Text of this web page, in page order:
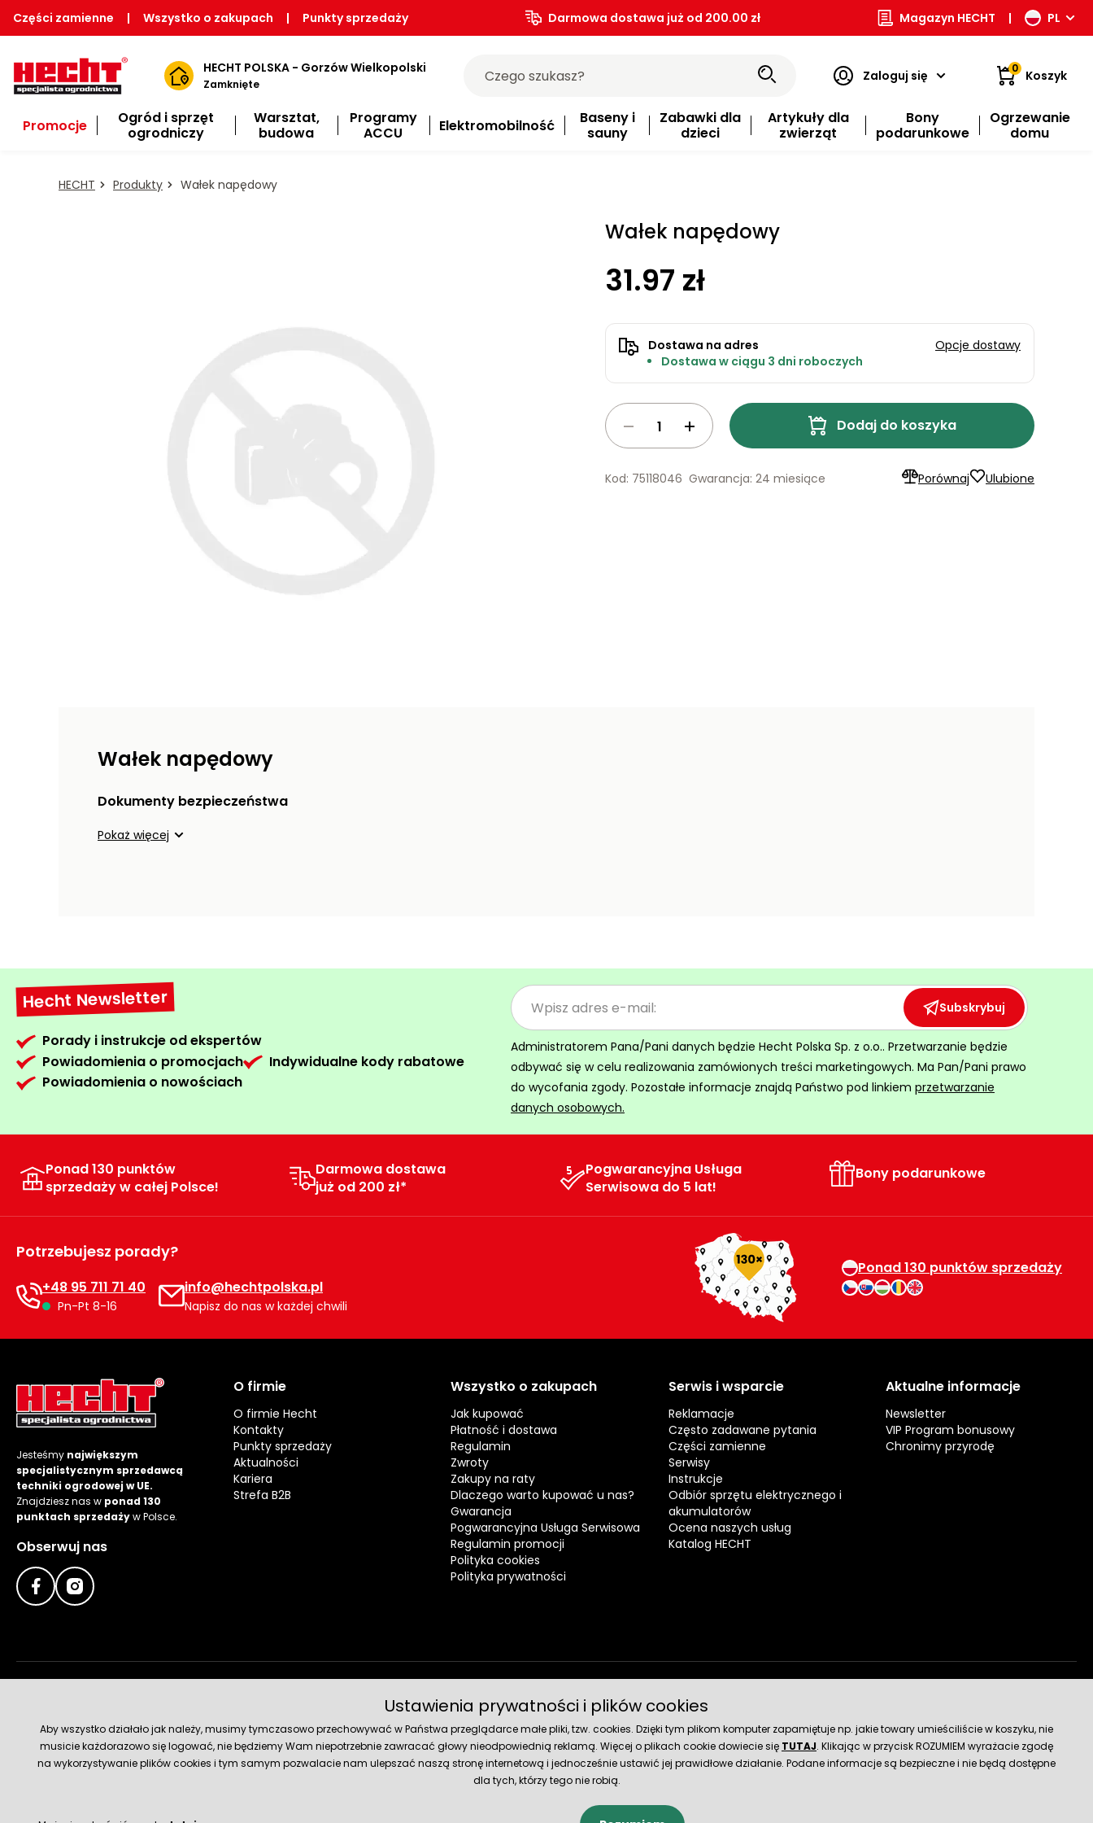
Części zamienne | Wszystko o zakupach | Punkty sprzedaży Darmowa dostawa już od 200.00 zł Magazyn HECHT | PL
HECHT POLSKA - Gorzów Wielkopolski
Zamknięte
Zaloguj się 0 Koszyk
Promocje
Ogród i sprzęt
ogrodniczy
Warsztat,
budowa
Programy
ACCU
Elektromobilność
Baseny i
sauny
Zabawki dla
dzieci
Artykuły dla
zwierząt
Bony
podarunkowe
Ogrzewanie
domu
HECHT Produkty Wałek napędowy
Wałek napędowy
31.97 zł
Dostawa na adres
Dostawa w ciągu 3 dni roboczych
Opcje dostawy
Dodaj do koszyka
Porównaj Ulubione
Kod: 75118046 Gwarancja: 24 miesiące
Wałek napędowy
Dokumenty bezpieczeństwa
Pokaż więcej
Hecht Newsletter
Porady i instrukcje od ekspertów
Powiadomienia o promocjach
Indywidualne kody rabatowe
Powiadomienia o nowościach
Subskrybuj
Administratorem Pana/Pani danych będzie Hecht Polska Sp. z o.o.. Przetwarzanie będzie
odbywać się w celu realizowania zamówionych treści marketingowych. Ma Pan/Pani prawo
do wycofania zgody. Pozostałe informacje znajdą Państwo pod linkiem przetwarzanie
danych osobowych.
Ponad 130 punktów
sprzedaży w całej Polsce!
Darmowa dostawa
już od 200 zł*
Pogwarancyjna Usługa
Serwisowa do 5 lat!
Bony podarunkowe
Potrzebujesz porady?
+48 95 711 71 40
Pn-Pt 8-16
info@hechtpolska.pl
Napisz do nas w każdej chwili
Ponad 130 punktów sprzedaży
Jesteśmy największym
specjalistycznym sprzedawcą
techniki ogrodowej w UE.
Znajdziesz nas w ponad 130
punktach sprzedażyw Polsce.
Obserwuj nas
O firmie
O firmie Hecht
Kontakty
Punkty sprzedaży
Aktualności
Kariera
Strefa B2B
Wszystko o zakupach
Jak kupować
Płatność i dostawa
Regulamin
Zwroty
Zakupy na raty
Dlaczego warto kupować u nas?
Gwarancja
Pogwarancyjna Usługa Serwisowa
Regulamin promocji
Polityka cookies
Polityka prywatności
Serwis i wsparcie
Reklamacje
Często zadawane pytania
Części zamienne
Serwisy
Instrukcje
Odbiór sprzętu elektrycznego i
akumulatorów
Ocena naszych usług
Katalog HECHT
Aktualne informacje
Newsletter
VIP Program bonusowy
Chronimy przyrodę
Metody dostawy
Ustawienia prywatności i plików cookies
Aby wszystko działało jak należy, musimy tymczasowo przechowywać w Państwa przeglądarce małe pliki, tzw. cookies. Dzięki tym plikom komputer zapamiętuje np. jakie towary umieściliście w koszyku, nie
musicie każdorazowo się logować, nie będziemy Wam niepotrzebnie zawracać głowy nieodpowiednią reklamą. Więcej o plikach cookie dowiecie się TUTAJ. Klikając w przycisk ROZUMIEM wyrażacie zgodę
na wykorzystywanie plików cookies i tym samym pozwalacie nam ulepszać naszą stronę internetową i jednocześnie ustawić jej prawidłowe działanie. Podane informacje są bezpieczne i nie będą dostępne
dla tych, którzy tego nie robią.